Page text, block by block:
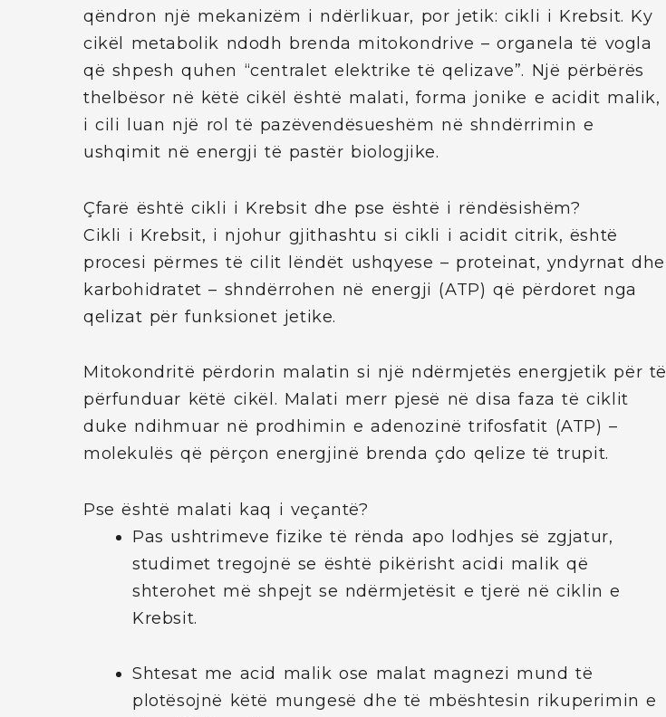
qëndron një mekanizëm i ndërlikuar, por jetik: cikli i Krebsit. Ky
cikël metabolik ndodh brenda mitokondrive – organela të vogla
që shpesh quhen “centralet elektrike të qelizave”. Një përbërës
thelbësor në këtë cikël është malati, forma jonike e acidit malik,
i cili luan një rol të pazëvendësueshëm në shndërrimin e
ushqimit në energji të pastër biologjike.
Çfarë është cikli i Krebsit dhe pse është i rëndësishëm?
Cikli i Krebsit, i njohur gjithashtu si cikli i acidit citrik, është
procesi përmes të cilit lëndët ushqyese – proteinat, yndyrnat dhe
karbohidratet – shndërrohen në energji (ATP) që përdoret nga
qelizat për funksionet jetike.
Mitokondritë përdorin malatin si një ndërmjetës energjetik për të
përfunduar këtë cikël. Malati merr pjesë në disa faza të ciklit
duke ndihmuar në prodhimin e adenozinë trifosfatit (ATP) –
molekulës që përçon energjinë brenda çdo qelize të trupit.
Pse është malati kaq i veçantë?
Pas ushtrimeve fizike të rënda apo lodhjes së zgjatur,
studimet tregojnë se është pikërisht acidi malik që
shterohet më shpejt se ndërmjetësit e tjerë në ciklin e
Krebsit.
Shtesat me acid malik ose malat magnezi mund të
plotësojnë këtë mungesë dhe të mbështesin rikuperimin e